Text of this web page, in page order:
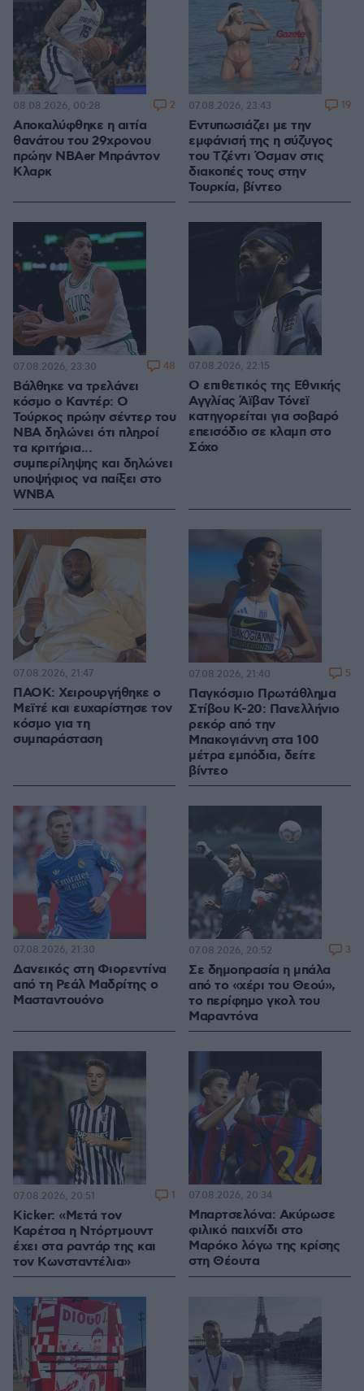
Αποκαλύφθηκε η αιτία
θανάτου του 29χρονου
πρώην NBAer Μπράντον
Κλαρκ
08.08.2026, 00:28 2
Εντυπωσιάζει με την
εμφάνισή της η σύζυγος
του Τζέντι Όσμαν στις
διακοπές τους στην
Τουρκία, βίντεο
07.08.2026, 23:43 19
Βάλθηκε να τρελάνει
κόσμο ο Καντέρ: Ο
Τούρκος πρώην σέντερ του
NBA δηλώνει ότι πληροί
τα κριτήρια...
συμπερίληψης και δηλώνει
υποψήφιος να παίξει στο
WNBA
07.08.2026, 23:30 48
Ο επιθετικός της Εθνικής
Αγγλίας Άϊβαν Τόνεϊ
κατηγορείται για σοβαρό
επεισόδιο σε κλαμπ στο
Σόχο
07.08.2026, 22:15
ΠΑΟΚ: Χειρουργήθηκε ο
Μεϊτέ και ευχαρίστησε τον
κόσμο για τη
συμπαράσταση
07.08.2026, 21:47
Παγκόσμιο Πρωτάθλημα
Στίβου Κ-20: Πανελλήνιο
ρεκόρ από την
Μπακογιάννη στα 100
μέτρα εμπόδια, δείτε
βίντεο
07.08.2026, 21:40 5
Δανεικός στη Φιορεντίνα
από τη Ρεάλ Μαδρίτης ο
Μασταντουόνο
07.08.2026, 21:30
Σε δημοπρασία η μπάλα
από το «χέρι του Θεού»,
το περίφημο γκολ του
Μαραντόνα
07.08.2026, 20:52 3
Kicker: «Μετά τον
Καρέτσα η Ντόρτμουντ
έχει στα ραντάρ της και
τον Κωνσταντέλια»
07.08.2026, 20:51 1
Μπαρτσελόνα: Ακύρωσε
φιλικό παιχνίδι στο
Μαρόκο λόγω της κρίσης
στη Θέουτα
07.08.2026, 20:34